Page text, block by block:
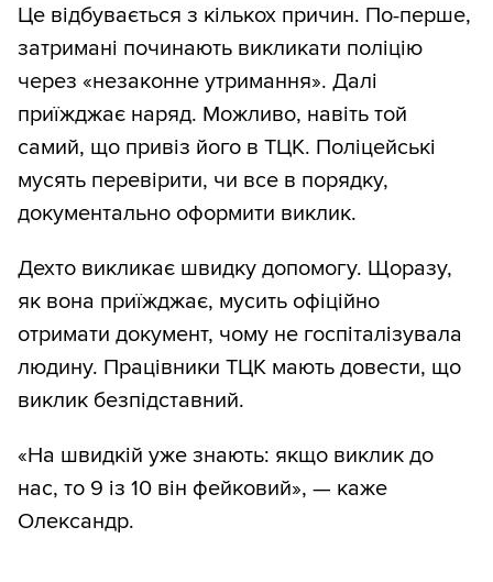
Це відбувається з кількох причин. По-перше,
затримані починають викликати поліцію
через «незаконне утримання». Далі
приїжджає наряд. Можливо, навіть той
самий, що привіз його в ТЦК. Поліцейські
мусять перевірити, чи все в порядку,
документально оформити виклик.
Дехто викликає швидку допомогу. Щоразу,
як вона приїжджає, мусить офіційно
отримати документ, чому не госпіталізувала
людину. Працівники ТЦК мають довести, що
виклик безпідставний.
«На швидкій уже знають: якщо виклик до
нас, то 9 із 10 він фейковий», — каже
Олександр.